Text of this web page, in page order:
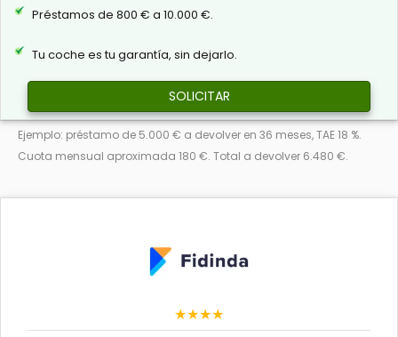
Préstamos de 800 € a 10.000 €.
Tu coche es tu garantía, sin dejarlo.
SOLICITAR
Ejemplo: préstamo de 5.000 € a devolver en 36 meses, TAE 18 %.
Cuota mensual aproximada 180 €. Total a devolver 6.480 €.
★★★★